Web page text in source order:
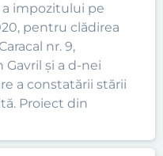
a impozitului pe
pentru clădirea
nr. 9,
și a d-nei
a constatării stării
Proiect din